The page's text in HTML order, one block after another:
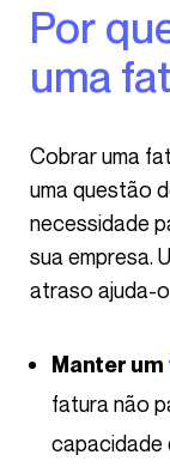
Por que é crucial cobrar
uma
Cobrar uma fatura em atraso não é simplesmente
uma questão
necessidade
sua empresa.
atraso ajuda-
Manter um
fatura não
capacidade